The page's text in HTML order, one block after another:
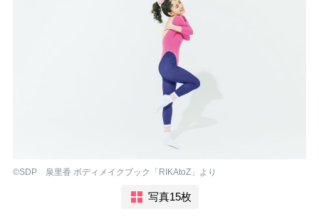
©︎SDP 泉里香 ボディメイクブック「RIKAtoZ」より
写真15枚